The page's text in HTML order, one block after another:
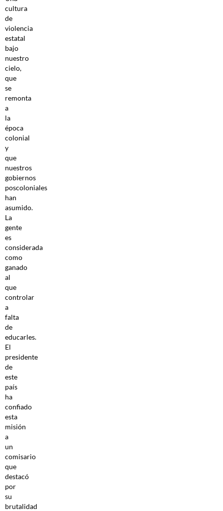
cultura
de
violencia
estatal
bajo
nuestro
cielo,
que
se
remonta
a
la
época
colonial
y
que
nuestros
gobiernos
poscoloniales
han
asumido.
La
gente
es
considerada
como
ganado
al
que
controlar
a
falta
de
educarles.
El
presidente
de
este
país
ha
confiado
esta
misión
a
un
comisario
que
destacó
por
su
brutalidad